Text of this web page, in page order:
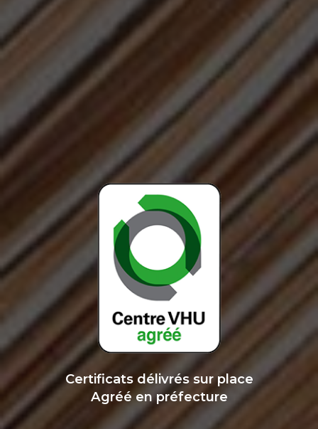
Certificats délivrés sur place
Agréé en préfecture